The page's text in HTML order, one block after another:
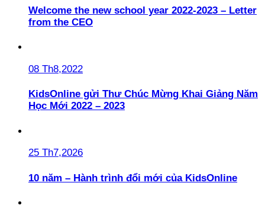
Welcome the new school year 2022-2023 – Letter
from the CEO
08 Th8,2022
KidsOnline gửi Thư Chúc Mừng Khai Giảng Năm
Học Mới 2022 – 2023
25 Th7,2026
10 năm – Hành trình đổi mới của KidsOnline